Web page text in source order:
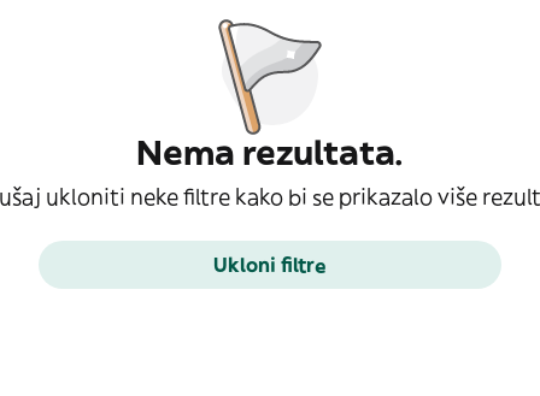
Nema rezultata.
ukloniti neke filtre kako bi se prikazalo više
Ukloni filtre